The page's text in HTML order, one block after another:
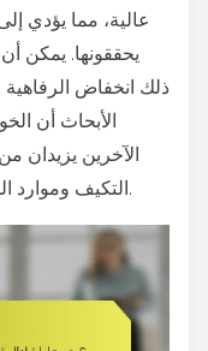
عالية، مما يؤدي
يحققونها. يمكن
ذلك انخفاض
الأبحاث أن
الآخرين يزيدان
التكيف وموارد الدعم ضرورية لإدارة التوتر بشكل فعال.